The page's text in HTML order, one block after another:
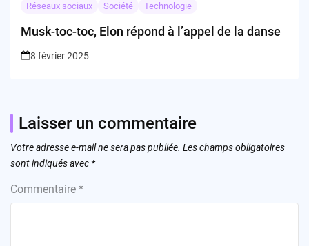
Réseaux sociaux Société Technologie
Musk-toc-toc, Elon répond à l’appel de la danse
8 février 2025
Laisser un commentaire
Votre adresse e-mail ne sera pas publiée. Les champs obligatoires
sont indiqués avec *
Commentaire *